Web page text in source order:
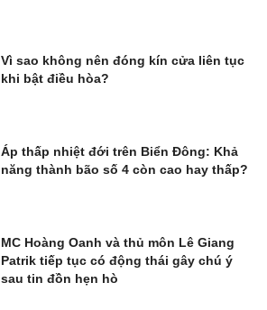
Vì sao không nên đóng kín cửa liên tục
khi bật điều hòa?
Áp thấp nhiệt đới trên Biển Đông: Khả
năng thành bão số 4 còn cao hay thấp?
MC Hoàng Oanh và thủ môn Lê Giang
Patrik tiếp tục có động thái gây chú ý
sau tin đồn hẹn hò